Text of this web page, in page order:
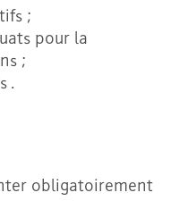
;
pour la
;
.
obligatoirement